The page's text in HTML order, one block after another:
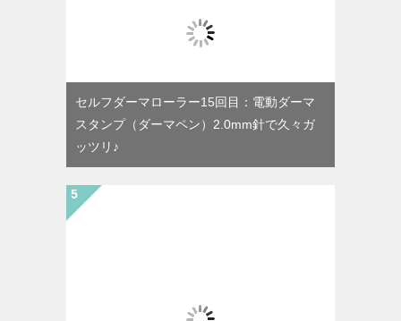
セルフダーマローラー15回目：電動ダーマ
スタンプ（ダーマペン）2.0mm針で久々ガ
ッツリ♪